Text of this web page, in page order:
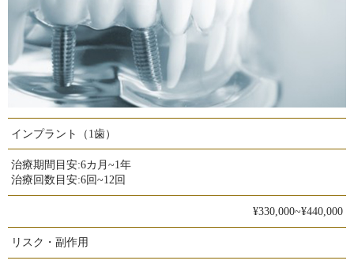
インプラント（1歯）
治療期間目安:6カ月~1年
治療回数目安:6回~12回
¥330,000~¥440,000
リスク・副作用